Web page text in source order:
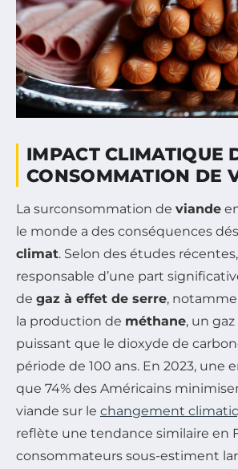
IMPACT CLIMATIQUE
CONSOMMATION DE
La surconsommation de viande
le monde a des conséquences
climat. Selon des études
responsable d’une part
de gaz à effet de serre,
la production de méthane, un
puissant que le dioxyde de
période de 100 ans. En 2023, une
que 74% des Américains
viande sur le changement
reflète une tendance similaire en
consommateurs sous-estiment